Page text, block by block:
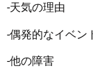
-天気の理由
-偶発的なイベン
-他の障害